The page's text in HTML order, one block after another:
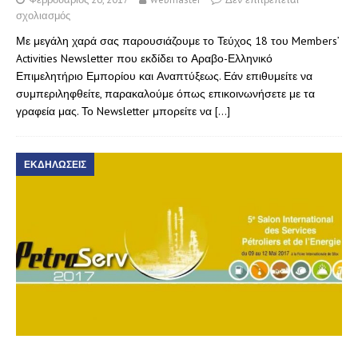
σχολιασμός
Με μεγάλη χαρά σας παρουσιάζουμε το Τεύχος 18 του Members’
Activities Newsletter που εκδίδει το Αραβο-Ελληνικό
Επιμελητήριο Εμπορίου και Αναπτύξεως. Εάν επιθυμείτε να
συμπεριληφθείτε, παρακαλούμε όπως επικοινωνήσετε με τα
γραφεία μας. Το Newsletter μπορείτε να […]
ΕΚΔΗΛΩΣΕΙΣ